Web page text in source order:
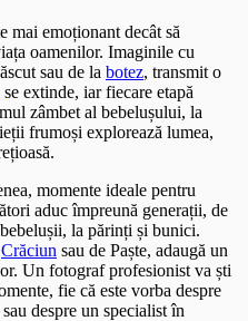
mai emoționant decât să
oamenilor. Imaginile cu
sau de la botez, transmit o
se extinde, iar fiecare etapă
zâmbet al bebelușului, la
frumoși explorează lumea,
momente ideale pentru
aduc împreună generații, de
la părinți și bunici.
Crăciun sau de Paște, adaugă un
Un fotograf profesionist va ști
fie că este vorba despre
despre un specialist în